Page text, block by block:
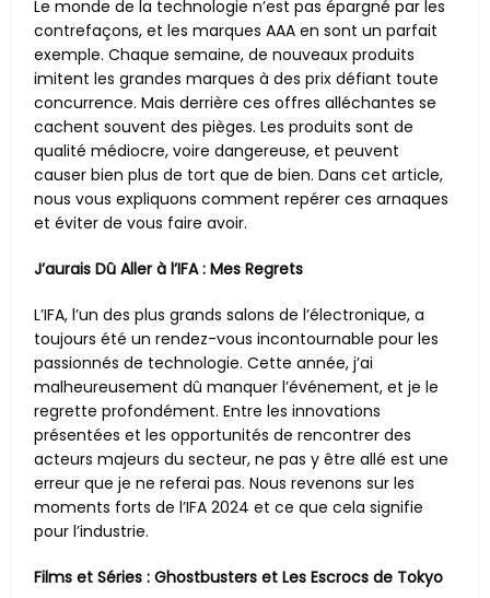
Le monde de la technologie n’est pas épargné par les
contrefaçons, et les marques AAA en sont un parfait
exemple. Chaque semaine, de nouveaux produits
imitent les grandes marques à des prix défiant toute
concurrence. Mais derrière ces offres alléchantes se
cachent souvent des pièges. Les produits sont de
qualité médiocre, voire dangereuse, et peuvent
causer bien plus de tort que de bien. Dans cet article,
nous vous expliquons comment repérer ces arnaques
et éviter de vous faire avoir.
J’aurais Dû Aller à l’IFA : Mes Regrets
L’IFA, l’un des plus grands salons de l’électronique, a
toujours été un rendez-vous incontournable pour les
passionnés de technologie. Cette année, j’ai
malheureusement dû manquer l’événement, et je le
regrette profondément. Entre les innovations
présentées et les opportunités de rencontrer des
acteurs majeurs du secteur, ne pas y être allé est une
erreur que je ne referai pas. Nous revenons sur les
moments forts de l’IFA 2024 et ce que cela signifie
pour l’industrie.
Films et Séries : Ghostbusters et Les Escrocs de Tokyo